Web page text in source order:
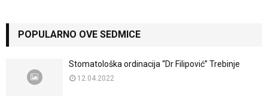
POPULARNO OVE SEDMICE
Stomatološka ordinacija “Dr Filipović” Trebinje
12.04.2022